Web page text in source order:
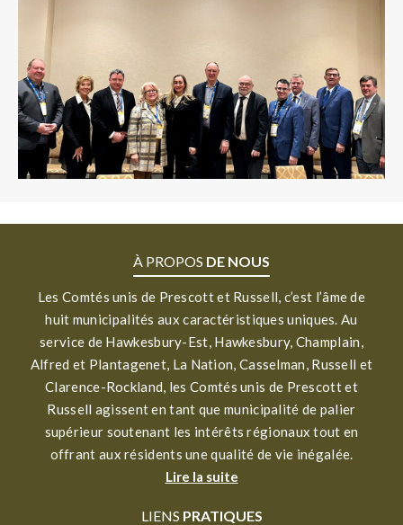
À PROPOS DE NOUS
Les Comtés unis de Prescott et Russell, c’est l’âme de
huit municipalités aux caractéristiques uniques. Au
service de Hawkesbury-Est, Hawkesbury, Champlain,
Alfred et Plantagenet, La Nation, Casselman, Russell et
Clarence-Rockland, les Comtés unis de Prescott et
Russell agissent en tant que municipalité de palier
supérieur soutenant les intérêts régionaux tout en
offrant aux résidents une qualité de vie inégalée.
Lire la suite
LIENS PRATIQUES